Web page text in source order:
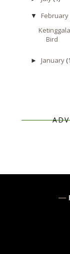
▼ February
Bird
► January